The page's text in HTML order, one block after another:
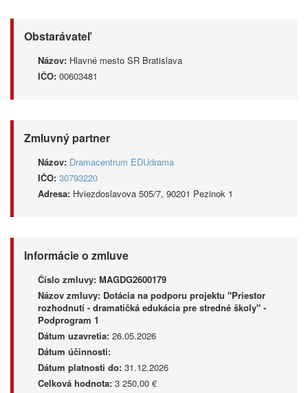
Obstarávateľ
Názov: Hlavné mesto SR Bratislava
IČO: 00603481
Zmluvný partner
Názov: Dramacentrum EDUdrama
IČO: 30793220
Adresa: Hviezdoslavova 505/7, 90201 Pezinok 1
Informácie o zmluve
Číslo zmluvy: MAGDG2600179
Názov zmluvy: Dotácia na podporu projektu "Priestor
rozhodnutí - dramatičká edukácia pre stredné školy" -
Podprogram 1
Dátum uzavretia: 26.05.2026
Dátum účinnosti:
Dátum platnosti do: 31.12.2026
Celková hodnota: 3 250,00 €